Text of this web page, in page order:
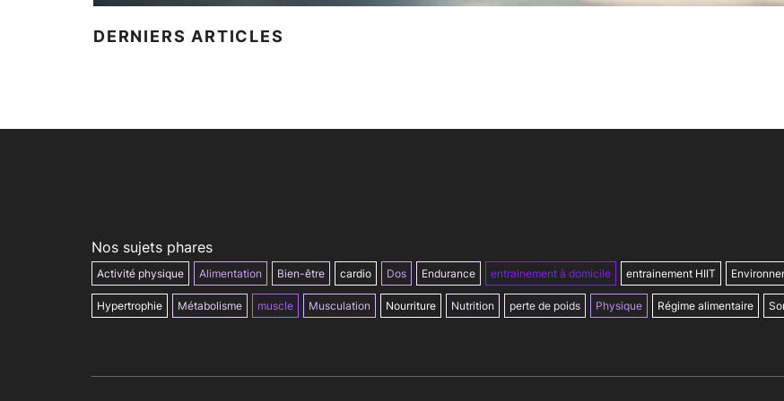
DERNIERS ARTICLES
Nos sujets phares
Activité physique Alimentation Bien-être cardio Dos Endurance entrainement à domicile entrainement HIIT
Hypertrophie Métabolisme muscle Musculation Nourriture Nutrition perte de poids Physique Régime alimentaire